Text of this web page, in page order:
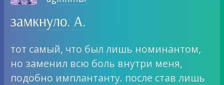
замкнуло. А.
тот самый, что был лишь номинантом,
но заменил всю боль внутри меня,
подобно имплантанту. после став лишь